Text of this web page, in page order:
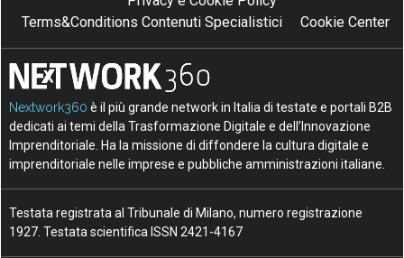
Terms&Conditions Contenuti Specialistici
Cookie Center
Nextwork360 è il più grande network in Italia di testate e portali B2B
dedicati ai temi della Trasformazione Digitale e dell’Innovazione
Imprenditoriale. Ha la missione di diffondere la cultura digitale e
imprenditoriale nelle imprese e pubbliche amministrazioni italiane.
Testata registrata al Tribunale di Milano, numero registrazione
1927. Testata scientifica ISSN 2421-4167